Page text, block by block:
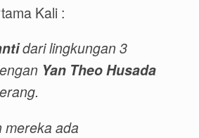
Kali :
dari lingkungan 3
Yan Theo Husada
mereka ada